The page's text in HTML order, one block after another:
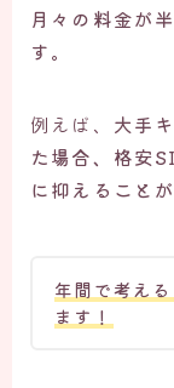
月々の料金が
す。
例えば、 大手
た場合、格安
に抑えること
年間で考え
ます！